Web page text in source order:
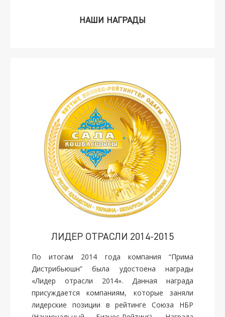
НАШИ НАГРАДЫ
ЛИДЕР ОТРАСЛИ 2014-2015
По итогам 2014 года компания “Прима
Дистрибьюшн” была удостоена награды
«Лидер отрасли 2014». Данная награда
присуждается компаниям, которые заняли
лидерские позиции в рейтинге Союза НБР